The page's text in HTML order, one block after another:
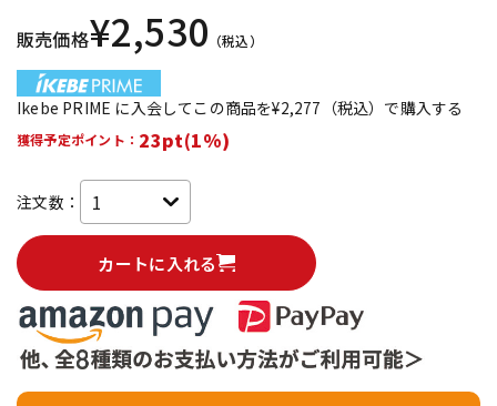
販売価格¥2,530 （税込）
Ikebe PRIME に入会してこの商品を¥2,277（税込）で購入する
獲得予定ポイント： 23pt(1%)
注文数：
カートに入れる